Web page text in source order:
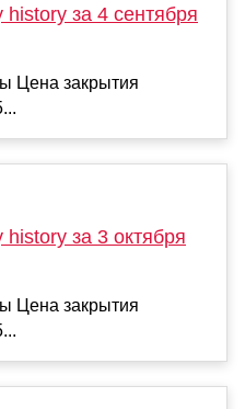
за 4 сентября
Цена закрытия
за 3 октября
Цена закрытия